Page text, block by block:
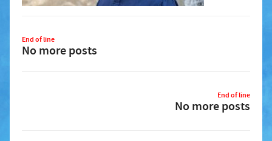
End of line
No more posts
End of line
No more posts